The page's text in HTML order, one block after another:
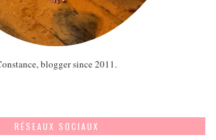
blogger since 2011.
RÉSEAUX SOCIAUX